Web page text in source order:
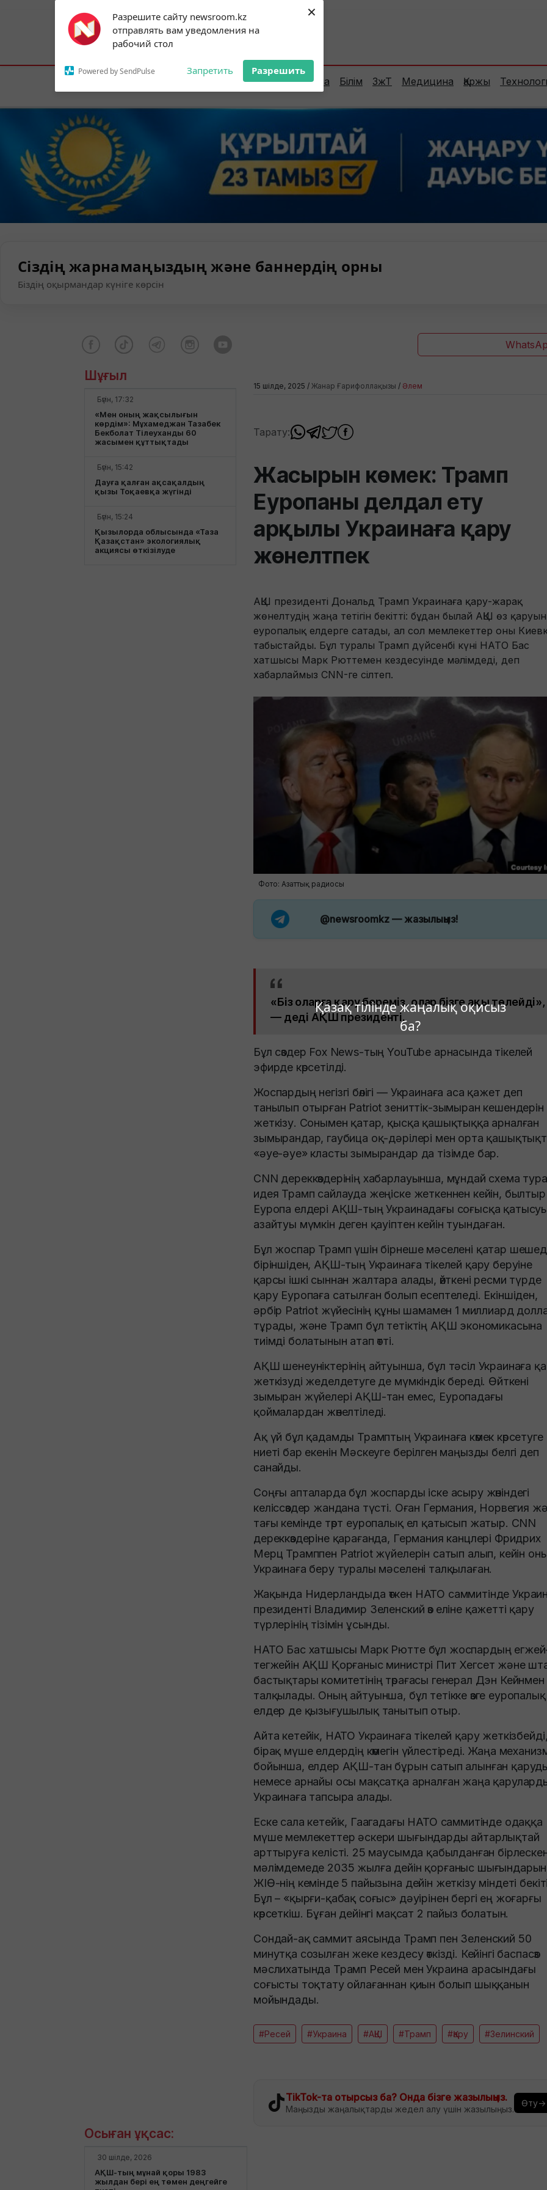
Разрешите сайту newsroom.kz
отправлять вам уведомления на
рабочий стол
Powered by SendPulse Запретить Разрешить
×
Қазақ тілінде жаңалық оқисыз
ба?
Subscribe to our
notifications!
To enable permission prompts, click on
the notification icon
Астана:17°C Алматы:24°C Шымкент:
Елорда Сараптама Білім ЗжТ Медицина Қаржы
Сіздің жарнамаңыздың және баннердің орны
Біздің оқырмандар күніге көрсін
Шұғыл
Бүгін, 17:32
«Мен оның жақсылығын
көрдім»: Мұхамеджан Тазабек
Бекболат Тілеуханды 60
жасымен құттықтады
Бүгін, 15:42
Дауға қалған ақсақалдың
қызы Тоқаевқа жүгінді
Бүгін, 15:24
Қызылорда облысында «Таза
Қазақстан» экологиялық
акциясы өткізілуде
15 шілде, 2025 / Жанар Ғарифоллақызы / Әлем
Тарату:
Жасырын көмек: Трамп
Еуропаны делдал ету
арқылы Украинаға қару
жөнелтпек
АҚШ президенті Дональд Трамп Украинаға қару-жарақ
жөнелтудің жаңа тетігін бекітті: бұдан былай АҚШ өз қаруын
еуропалық елдерге сатады, ал сол мемлекеттер оны
табыстайды. Бұл туралы Трамп дүйсенбі күні НАТО Бас
хатшысы Марк Рюттемен кездесуінде мәлімдеді, деп
хабарлаймыз CNN-ге сілтеп.
Фото: Азаттық радиосы
@newsroomkz— жазылыңыз!
«Біз оларға қару береміз, олар бізге ақы төлейді»,
— деді АҚШ президенті.
Бұл сөздер Fox News-тың YouTube арнасында тікелей
эфирде көрсетілді.
Жоспардың негізгі бөлігі — Украинаға аса қажет деп
танылып отырған Patriot зениттік-зымыран кешендерін
жеткізу. Сонымен қатар, қысқа қашықтыққа арналған
зымырандар, гаубица оқ-дәрілері мен орта
«әуе-әуе» класты зымырандар да тізімде бар.
CNN дереккөздерінің хабарлауынша, мұндай схема
идея Трамп сайлауда жеңіске жеткеннен кейін, былтыр
Еуропа елдері АҚШ-тың Украинадағы соғысқа
азайтуы мүмкін деген қауіптен кейін туындаған.
Бұл жоспар Трамп үшін бірнеше мәселені қатар
біріншіден, АҚШ-тың Украинаға тікелей қару беруіне
қарсы ішкі сыннан жалтара алады, өйткені ресми түрде
қару Еуропаға сатылған болып есептеледі. Екіншіден,
әрбір Patriot жүйесінің құны шамамен 1 миллиард
тұрады, және Трамп бұл тетіктің АҚШ экономикасына
тиімді болатынын атап өтті.
АҚШ шенеуніктерінің айтуынша, бұл тәсіл Украинаға
жеткізуді жеделдетуге де мүмкіндік береді. Өйткені
зымыран жүйелері АҚШ-тан емес, Еуропадағы
қоймалардан жөнелтіледі.
Ақ үй бұл қадамды Трамптың Украинаға көмек көрсетуге
ниеті бар екенін Мәскеуге берілген маңызды белгі деп
санайды.
Соңғы апталарда бұл жоспарды іске асыру жөніндегі
келіссөздер жандана түсті. Оған Германия, Норвегия
тағы кемінде төрт еуропалық ел қатысып жатыр. CNN
дереккөздеріне қарағанда, Германия канцлері Фридрих
Мерц Трамппен Patriot жүйелерін сатып алып, кейін
Украинаға беру туралы мәселені талқылаған.
Жақында Нидерландыда өткен НАТО саммитінде
президенті Владимир Зеленский өз еліне қажетті қару
түрлерінің тізімін ұсынды.
НАТО Бас хатшысы Марк Рютте бұл жоспардың
тегжейін АҚШ Қорғаныс министрі Пит Хегсет және
бастықтары комитетінің төрағасы генерал Дэн Кейнмен
талқылады. Оның айтуынша, бұл тетікке өзге еуропалық
елдер де қызығушылық танытып отыр.
Айта кетейік, НАТО Украинаға тікелей қару
бірақ мүше елдердің көмегін үйлестіреді. Жаңа
бойынша, елдер АҚШ-тан бұрын сатып алынған
немесе арнайы осы мақсатқа арналған жаңа
Украинаға тапсыра алады.
Еске сала кетейік, Гаагадағы НАТО саммитінде одаққа
мүше мемлекеттер әскери шығындарды айтарлықтай
арттыруға келісті. 25 маусымда қабылданған
мәлімдемеде 2035 жылға дейін қорғаныс шығындарын
ЖІӨ-нің кемінде 5 пайызына дейін жеткізу міндеті
Бұл – «қырғи-қабақ соғыс» дәуірінен бергі ең жоғарғы
көрсеткіш. Бұған дейінгі мақсат 2 пайыз болатын.
Сондай-ақ саммит аясында Трамп пен Зеленский 50
минутқа созылған жеке кездесу өткізді. Кейінгі баспасөз
мәслихатында Трамп Ресей мен Украина арасындағы
соғысты тоқтату ойлағаннан қиын болып шыққанын
мойындады.
#Ресей #Украина #АҚШ #Трамп #Қару #Зелинский
TikTok-та отырсыз ба? Онда бізге жазылыңыз.
Маңызды жаңалықтарды жедел алу үшін жазылыңыз.
Өту→
Осыған ұқсас:
30 шілде, 2026
АҚШ-тың мұнай қоры 1983
жылдан бері ең төмен деңгейге